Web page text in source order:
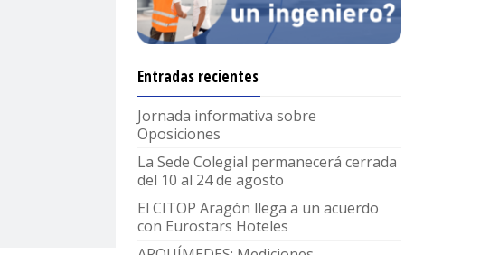
Entradas recientes
Jornada informativa sobre
Oposiciones
La Sede Colegial permanecerá cerrada
del 10 al 24 de agosto
El CITOP Aragón llega a un acuerdo
con Eurostars Hoteles